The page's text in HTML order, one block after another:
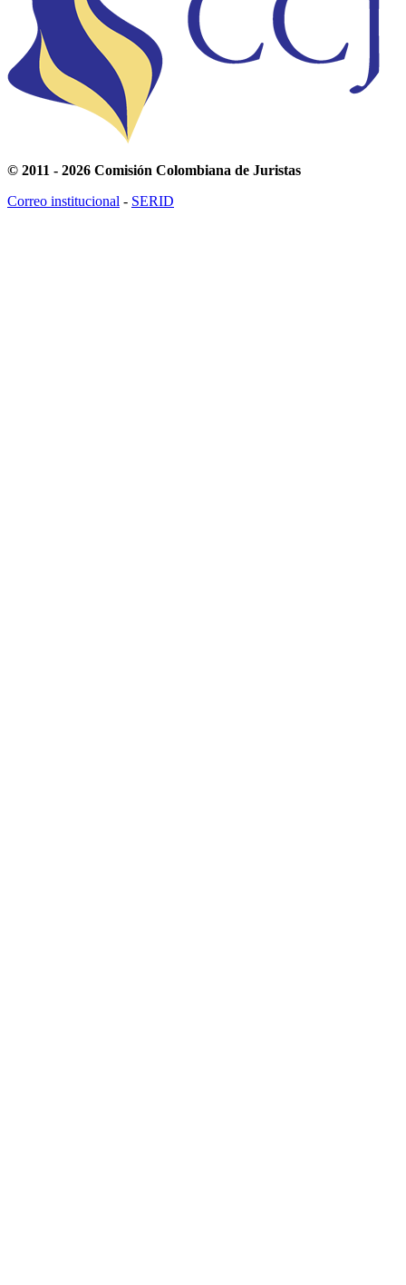
© 2011 - 2026 Comisión Colombiana de Juristas
Correo institucional - SERID